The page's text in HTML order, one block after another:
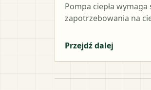
Pompa ciepła
zapotrzebowania na
Przejdź dalej